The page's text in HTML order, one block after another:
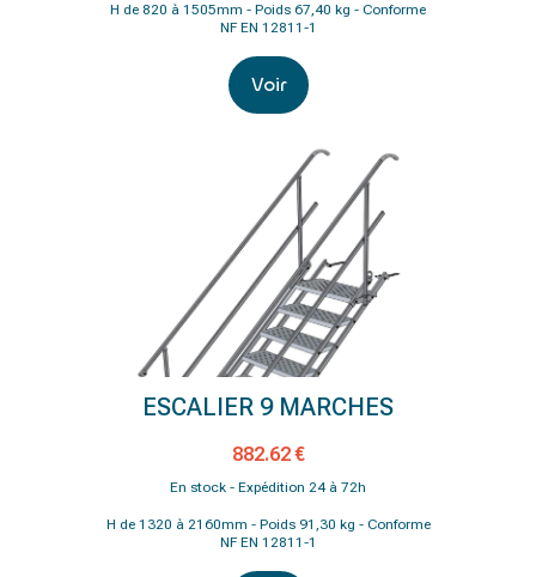
H de 820 à 1505mm - Poids 67,40 kg - Conforme
NF EN 12811-1
Voir
ESCALIER 9 MARCHES
882.62 €
En stock - Expédition 24 à 72h
H de 1320 à 2160mm - Poids 91,30 kg - Conforme
NF EN 12811-1